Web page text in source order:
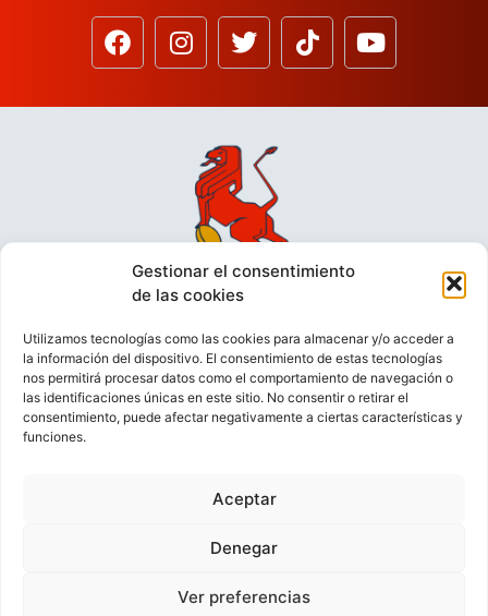
Gestionar el consentimiento
de las cookies
Utilizamos tecnologías como las cookies para almacenar y/o acceder a
la información del dispositivo. El consentimiento de estas tecnologías
nos permitirá procesar datos como el comportamiento de navegación o
las identificaciones únicas en este sitio. No consentir o retirar el
consentimiento, puede afectar negativamente a ciertas características y
funciones.
Aceptar
Denegar
Ver preferencias
VIDEOCONFERENCIAS
POLÍTICA DE PRIVACIDAD
CONTACTO
© FEDERACIÓN ESPAÑOLA DE RUGBY 2023.